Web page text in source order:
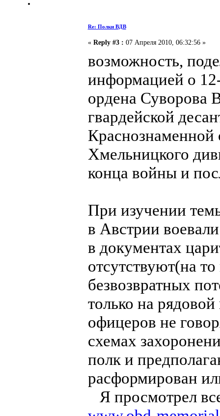
Re: Полки ВДВ
« Reply #3 : 07 Апреля 2010, 06:32:56 »
возможность,
информацией о
ордена Суворова
гвардейской
Краснознаменной
Хмельницкого
конца войны и
При изучении
в Австрии
в документах
отсутствуют(на
безвозвратных
только на
офицеров не
схемах
полк и
расформирован
Я просмотрел